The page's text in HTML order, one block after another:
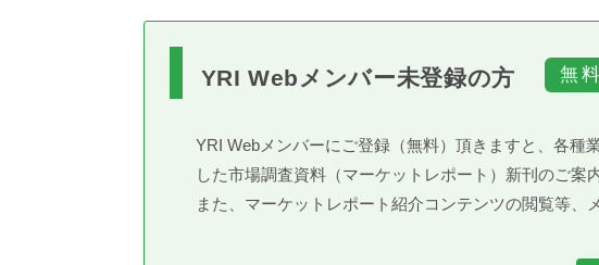
YRI Webメンバー未登録の方
YRI Webメンバーにご登録（無料）頂きますと、各
した市場調査資料（マーケットレポート）新刊のご案
また、マーケットレポート紹介コンテンツの閲覧等、